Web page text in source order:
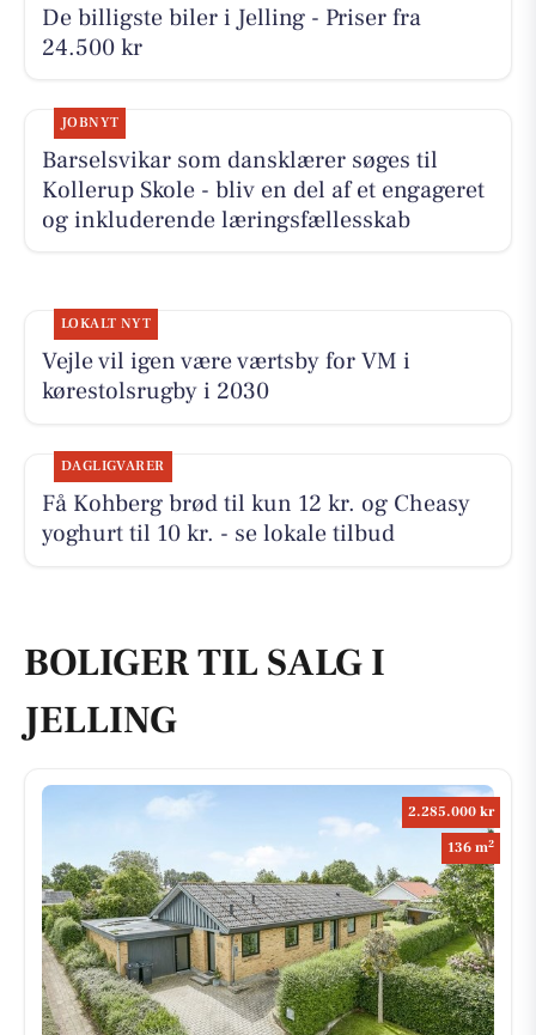
De billigste biler i Jelling - Priser fra
24.500 kr
JOBNYT
Barselsvikar som dansklærer søges til
Kollerup Skole - bliv en del af et engageret
og inkluderende læringsfællesskab
LOKALT NYT
Vejle vil igen være værtsby for VM i
kørestolsrugby i 2030
DAGLIGVARER
Få Kohberg brød til kun 12 kr. og Cheasy
yoghurt til 10 kr. - se lokale tilbud
BOLIGER TIL SALG I
JELLING
2.285.000 kr
136 m2